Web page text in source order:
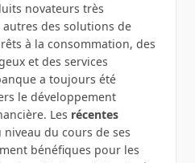
novateurs très
autres des solutions de
à la consommation, des
et des services
a toujours été
le développement
Les récentes
du cours de ses
bénéfiques pour les